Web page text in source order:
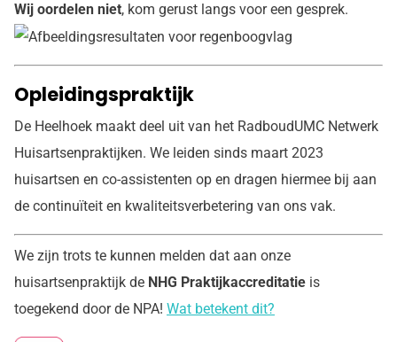
Wij oordelen niet, kom gerust langs voor een gesprek.
Opleidingspraktijk
De Heelhoek maakt deel uit van het RadboudUMC Netwerk
Huisartsenpraktijken. We leiden sinds maart 2023
huisartsen en co-assistenten op en dragen hiermee bij aan
de continuïteit en kwaliteitsverbetering van ons vak.
We zijn trots te kunnen melden dat aan onze
huisartsenpraktijk de NHG Praktijkaccreditatie is
toegekend door de NPA! Wat betekent dit?